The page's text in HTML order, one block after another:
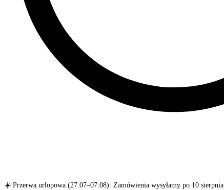
☀️ Przerwa urlopowa (27.07–07.08): Zamówienia wysyłamy po 10 sierpnia.